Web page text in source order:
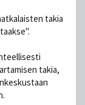
takia
takia,